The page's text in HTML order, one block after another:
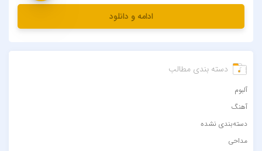
ادامه و دانلود
دسته بندی مطالب
آلبوم
آهنگ
دسته‌بندی نشده
مداحی